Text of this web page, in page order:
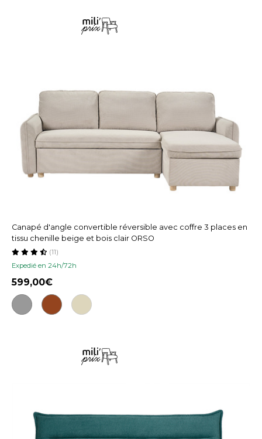
Canapé d'angle convertible réversible avec coffre 3 places en
tissu chenille beige et bois clair ORSO
Expedié en 24h/72h
(11)
599,00